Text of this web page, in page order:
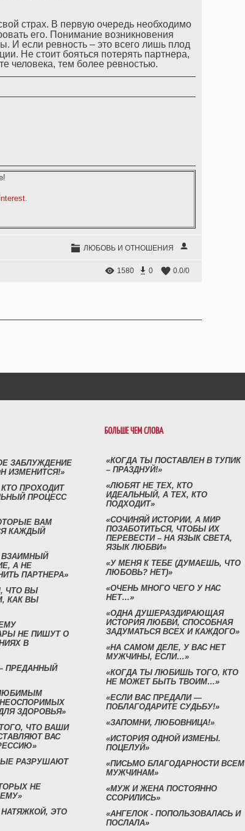
страх. В первую очередь необходимо
его. Понимание возникновения
И если ревность – это всего лишь плод
Не стоит бояться потерять партнера,
человека, тем более ревностью.
.
ЛЮБОВЬ И ОТНОШЕНИЯ
1580 0 0.0/0
ЗАБЛУЖДЕНИЕ
ИЗМЕНИТСЯ!»
ПРОХОДИТ
ПРОЦЕСС
ВАМ
КАЖДЫЙ
ВЗАИМНЫЙ
А НЕ
ПАРТНЕРА»
ЧТО ВЫ
КАК ВЫ
НЕ ПИШУТ О
В
ПРЕДАННЫЙ
НЕОСПОРИМЫХ
ЗДОРОВЬЯ»
ЧТО ВАШИ
ВАС
РАЗРУШАЮТ
НЕ
ЭТО
БОЛЬШЕ ЧЕМ СЛОВА
«КОГДА ТЫ ПОСТАВЛЕН В ТУПИК
– ПРАЗДНУЙ!»
«ЛЮБЯТ НЕ ТЕХ, КТО
ИДЕАЛЬНЫЙ, А ТЕХ, КТО
ПОДХОДИТ»
«СОЧИНЯЙ ИСТОРИИ, А МИР
ПОЗАБОТИТЬСЯ, ЧТОБЫ ИХ
ПЕРЕВЕСТИ – НА ЯЗЫК СВЕТА,
ЯЗЫК ЛЮБВИ»
«У МЕНЯ К ТЕБЕ (ДУМАЕШЬ, ЧТО
ЛЮБОВЬ? НЕТ)»
«ОЧЕНЬ МНОГО ЧЕГО У НАС
НЕТ…»
«ОДНА ДУШЕРАЗДИРАЮЩАЯ
ИСТОРИЯ ЛЮБВИ, СПОСОБНАЯ
ЗАДУМАТЬСЯ ВСЕХ И КАЖДОГО»
«НА САМОМ ДЕЛЕ, У ВАС НЕТ
МУЖЧИНЫ, ЕСЛИ…»
«КОГДА ТЫ ЛЮБИШЬ ТОГО, КТО
НЕ МОЖЕТ БЫТЬ ТВОИМ…»
«ЕСЛИ ВАС ПРЕДАЛИ —
ПОБЛАГОДАРИТЕ СУДЬБУ!»
«ЗАПОМНИ, ЛЮБОВНИЦА!»
«ИСТОРИЯ ОДНОЙ ИЗМЕНЫ.
ПОЦЕЛУЙ»
«ПИСЬМО БЛАГОДАРНОСТИ ВСЕМ
МУЖЧИНАМ»
«МУЖ И ЖЕНА ПОСТОЯННО
ССОРИЛИСЬ»
«АНГЕЛОК - ПОПОЛЬЗОВАЛАСЬ И
ПОСЛАЛА»